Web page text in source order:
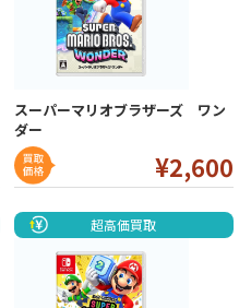
スーパーマリオブラザーズ ワン
ダー
¥2,600
超高価買取